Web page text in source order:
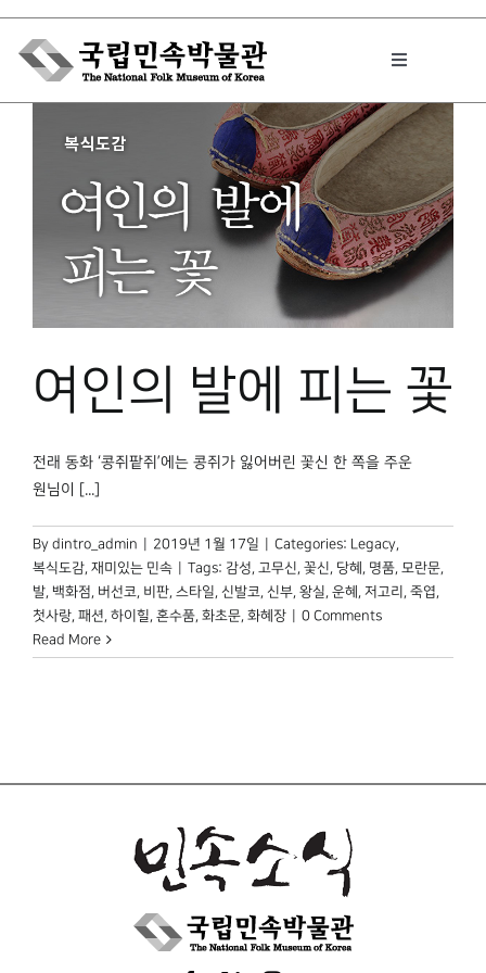
Skip
content
Toggle
박물관에서는
민속이야기
원문보기 PDF
박물관 홈페이지
여인의 발에 피는 꽃
전래 동화 ‘콩쥐팥쥐’에는 콩쥐가 잃어버린 꽃신 한 쪽을 주운
원님이 [...]
By dintro_admin 2019년 1월 17일 Categories: Legacy,
복식도감, 재미있는 민속 Tags: 감성, 고무신, 꽃신, 당혜 , 명품, 모란문,
발, 백화점, 버선코, 비판, 스타일, 신발코, 신부, 왕실, 운혜 , 저고리 , 죽엽,
첫사랑, 패션, 하이힐, 혼수품, 화초문, 화혜장
0 Comments
Read More